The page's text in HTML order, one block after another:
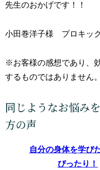
先生のおかげです！！
小田巻洋子様 プロキッ
※お客様の感想であり、
するものではありません。
自分の身体を学び
ぴったり！